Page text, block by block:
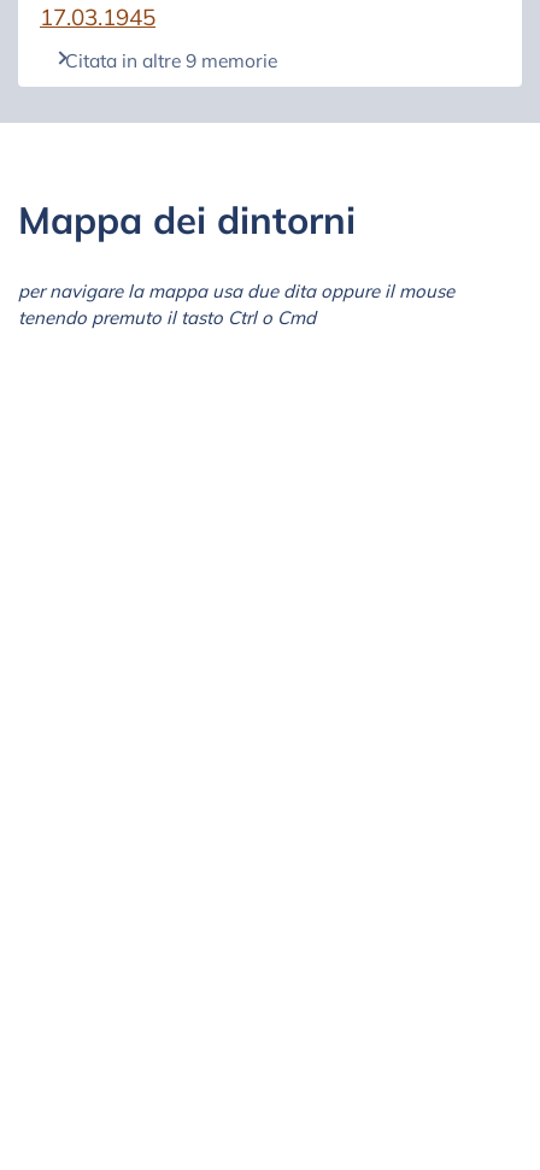
17.03.1945
Citata in altre 9 memorie
Mappa dei dintorni
per navigare la mappa usa due dita oppure il mouse
tenendo premuto il tasto Ctrl o Cmd